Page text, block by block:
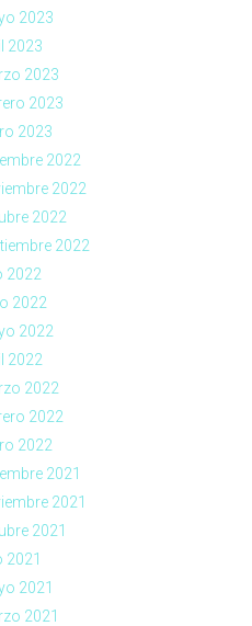
2023
2023
2023
2023
2023
2022
2022
2022
2022
2022
2022
2022
2022
2022
2022
2022
2021
2021
2021
2021
2021
2021